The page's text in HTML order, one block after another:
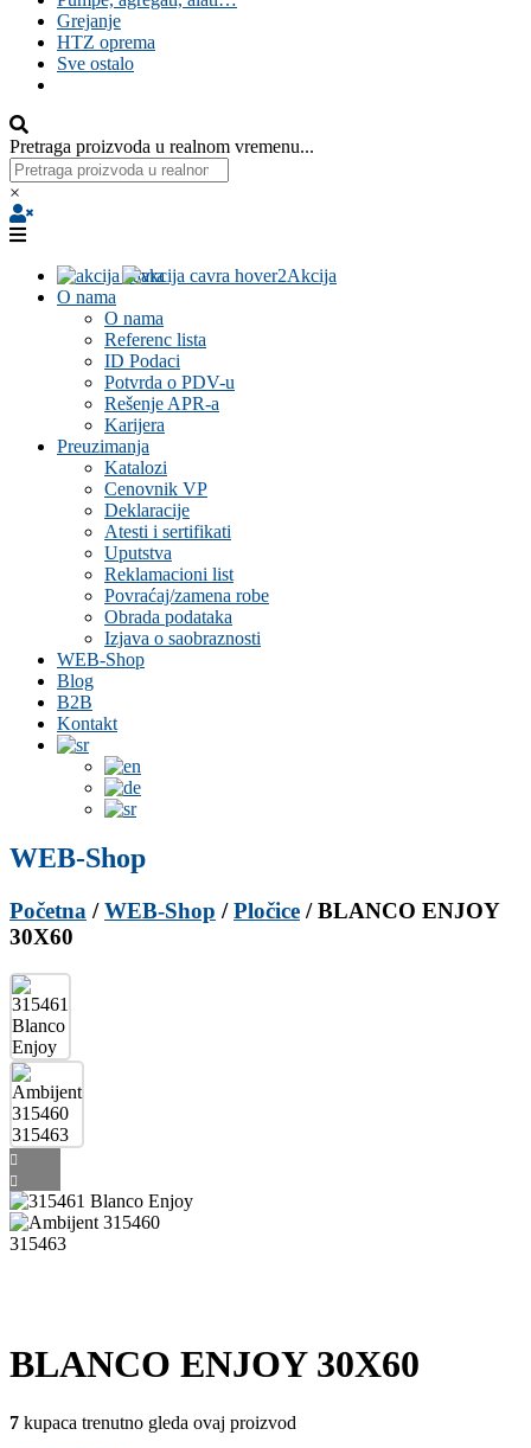
Grejanje
HTZ oprema
Sve ostalo
Pretraga proizvoda u realnom vremenu...
×
Akcija
O nama
O nama
Referenc lista
ID Podaci
Potvrda o PDV-u
Rešenje APR-a
Karijera
Preuzimanja
Katalozi
Cenovnik VP
Deklaracije
Atesti i sertifikati
Uputstva
Reklamacioni list
Povraćaj/zamena robe
Obrada podataka
Izjava o saobraznosti
WEB-Shop
Blog
B2B
Kontakt
WEB-Shop
Početna /WEB-Shop /Pločice / BLANCO ENJOY
30X60
BLANCO ENJOY 30X60
7 kupaca trenutno gleda ovaj proizvod